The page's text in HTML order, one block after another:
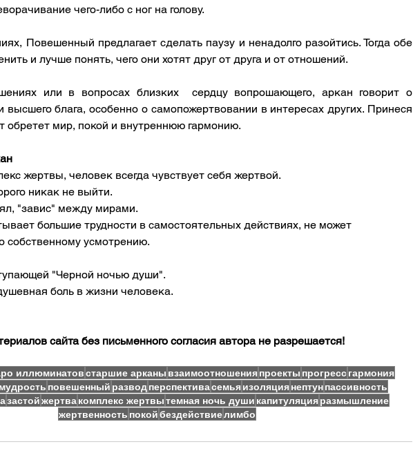
чего-либо с ног на голову.
Повешенный предлагает сделать паузу и ненадолго разойтись. Тогда обе
и лучше понять, чего они хотят друг от друга и от отношений.
или в вопросах близких  сердцу вопрошающего, аркан говорит о
высшего блага, особенно о самопожертвовании в интересах других. Принеся
обретет мир, покой и внутреннюю гармонию.
жертвы, человек всегда чувствует себя жертвой.
никак не выйти.
"завис" между мирами.
большие трудности в самостоятельных действиях, не может
собственному усмотрению.
"Черной ночью души".
боль в жизни человека.
сайта без письменного согласия автора не разрешается!
иллюминатовстаршие арканы взаимоотношенияпроекты прогрессгармония
мудрость повешенный разводперспективасемьяизоляциянептунпассивность
застойжертвакомплекс жертвытемная ночь души капитуляцияразмышление
жертвенность покойбездействиелимбо